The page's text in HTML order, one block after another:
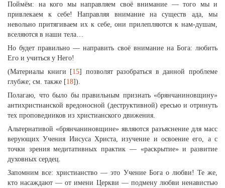
Поймём: на кого мы направляем своё внимание — того мы и
привлекаем к себе! Направляя внимание на существ ада, мы
невольно притягиваем их к себе, они прилепляются к нам-душам,
вселяются в наши тела…
Но будет правильно — направить своё внимание на Бога: любить
Его и учиться у Него!
(Материалы книги [15] позволят разобраться в данной проблеме
глубже; см. также [18]).
Полагаю, что было бы правильным признать «брянчаниновщину»
антихристианской вредоносной (деструктивной) ересью и отринуть
тех проповедников из христианского движения.
Альтернативой «брянчаниновщине» являются разъяснение для масс
верующих Учения Иисуса Христа, изучение и освоение его, а с
точки зрения медитативных практик — «раскрытие» и развитие
духовных сердец.
Запомним все: христианство — это Учение Бога о любви! Те же,
кто насаждают — от имени Церкви — подмену любви ненавистью